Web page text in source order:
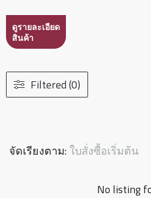
ดูรายละเอียด
สินค้า
Filtered (0)
จัดเรียงตาม:ใบสั่งซื้อเริ่มต้น
No listing